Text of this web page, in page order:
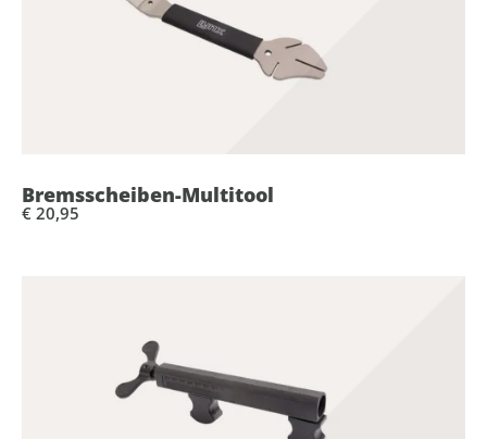
Bremsscheiben-Multitool
€ 20,95